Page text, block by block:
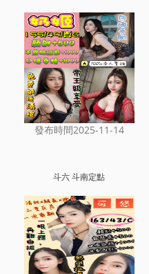
發布時間2025-11-14
斗六 斗南定點